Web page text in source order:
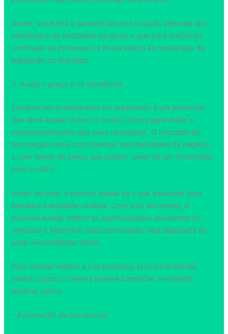
Assim, você terá a garantia de uma solução alinhada aos
obstáculos de entidades sindicais e que trará melhorias
contínuas de processos e ficará atenta às mudanças de
legislação ou mercado.
3. Avalie o preço e os benefícios
Encaixar um investimento no orçamento é um processo
que deve avaliar todos os novos custos para evitar o
comprometimento das suas operações. O mercado de
tecnologia conta com diversas oportunidades de negócio
e com faixas de preço que podem variar de um fornecedor
para o outro.
Antes de tudo, é preciso avaliar se a sua aquisição será
benéfica à entidade sindical. Com isso em mente, é
possível avaliar melhor as oportunidades existentes no
mercado e identificar qual contratação será adequada às
suas necessidades atuais.
Para nortear melhor a sua pesquisa, procure entender
melhor como o sistema poderá beneficiar a entidade
sindical, como:
– Automação de processos;